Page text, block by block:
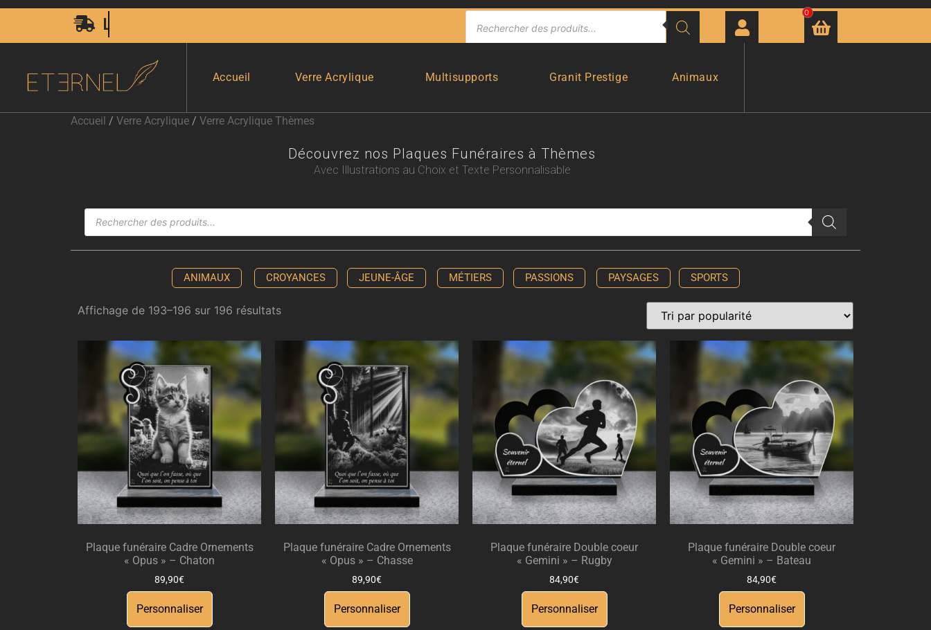
Livraison Express 24H00
0
Accueil Verre Acrylique Multisupports Granit Prestige Animaux
Accueil / Verre Acrylique / Verre Acrylique Thèmes
Découvrez nos Plaques Funéraires à Thèmes
Avec Illustrations au Choix et Texte Personnalisable
ANIMAUX CROYANCES JEUNE-ÂGE MÉTIERS PASSIONS PAYSAGES SPORTS
Affichage de 193–196 sur 196 résultats
Plaque funéraire Cadre Ornements
« Opus » – Chaton
89,90€
Personnaliser
Plaque funéraire Cadre Ornements
« Opus » – Chasse
89,90€
Personnaliser
Plaque funéraire Double coeur
« Gemini » – Rugby
84,90€
Personnaliser
Plaque funéraire Double coeur
« Gemini » – Bateau
84,90€
Personnaliser